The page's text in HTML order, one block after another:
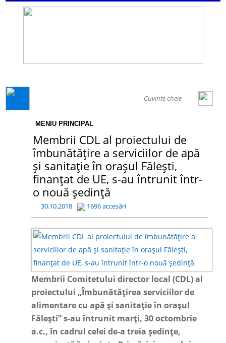
MENIU PRINCIPAL
Membrii CDL al proiectului de
îmbunătățire a serviciilor de apă
și sanitație în orașul Fălești,
finanțat de UE, s-au întrunit într-
o nouă ședință
30.10.2018 1696 accesări
Membrii Comitetului director local (CDL) al
proiectului „Îmbunătățirea serviciilor de
alimentare cu apă și sanitație în orașul
Fălești” s-au întrunit marți, 30 octombrie
a.c., în cadrul celei de-a treia ședințe,